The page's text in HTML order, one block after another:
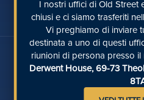
EFFETTUARE UN
PAGINE
Parlate con noi
I nostri uffici di Old Street
chiusi e ci siamo trasferiti
Vi preghiamo di inviare
destinata a uno di questi
riunioni di persona presso
Derwent House, 69-73